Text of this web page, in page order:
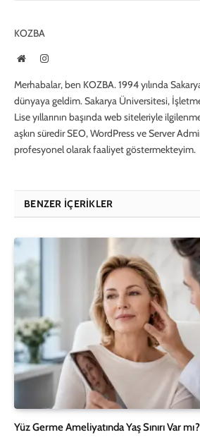
KOZBA
WebsiteInstagram
Merhabalar, ben KOZBA. 1994 yılında
dünyaya geldim. Sakarya Üniversitesi,
Lise yıllarının başında web siteleriyle
aşkın süredir SEO, WordPress ve Server
profesyonel olarak faaliyet göstermekteyim.
BENZER İÇERIKLER
Yüz Germe Ameliyatında Yaş Sınırı Var